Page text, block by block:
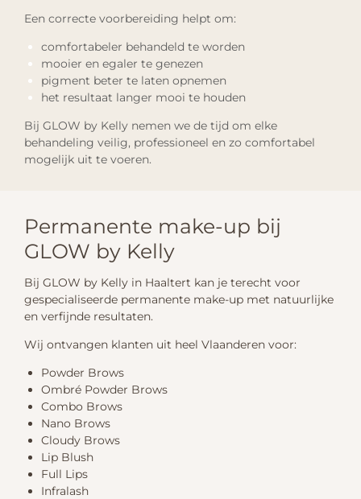
Een correcte voorbereiding helpt om:
comfortabeler behandeld te worden
mooier en egaler te genezen
pigment beter te laten opnemen
het resultaat langer mooi te houden
Bij GLOW by Kelly nemen we de tijd om elke
behandeling veilig, professioneel en zo comfortabel
mogelijk uit te voeren.
Permanente make-up bij
GLOW by Kelly
Bij GLOW by Kelly in Haaltert kan je terecht voor
gespecialiseerde permanente make-up met natuurlijke
en verfijnde resultaten.
Wij ontvangen klanten uit heel Vlaanderen voor:
Powder Brows
Ombré Powder Brows
Combo Brows
Nano Brows
Cloudy Brows
Lip Blush
Full Lips
Infralash